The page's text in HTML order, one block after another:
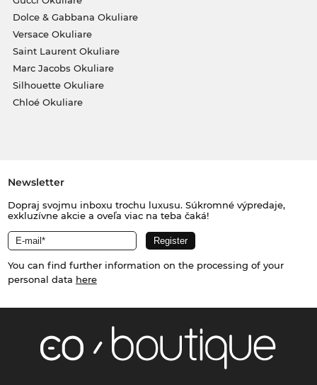
Dolce & Gabbana Okuliare
Versace Okuliare
Saint Laurent Okuliare
Marc Jacobs Okuliare
Silhouette Okuliare
Chloé Okuliare
Newsletter
Dopraj svojmu inboxu trochu luxusu. Súkromné výpredaje,
exkluzívne akcie a oveľa viac na teba čaká!
You can find further information on the processing of your
personal data here